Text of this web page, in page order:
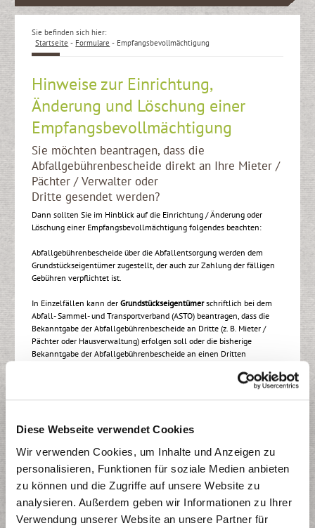
Diese Webseite verwendet Cookies
Wir verwenden Cookies, um Inhalte und Anzeigen zu
personalisieren, Funktionen für soziale Medien anbieten
zu können und die Zugriffe auf unsere Website zu
analysieren. Außerdem geben wir Informationen zu Ihrer
Verwendung unserer Website an unsere Partner für
Sie befinden sich hier:
Startseite - Formulare - Empfangsbevollmächtigung
Hinweise zur Einrichtung,
Änderung und Löschung einer
Empfangsbevollmächtigung
Sie möchten beantragen, dass die
Abfallgebührenbescheide direkt an Ihre Mieter /
Pächter / Verwalter oder
Dritte gesendet werden?
Dann sollten Sie im Hinblick auf die Einrichtung / Änderung oder
Löschung einer Empfangsbevollmächtigung folgendes beachten:
Abfallgebührenbescheide über die Abfallentsorgung werden dem
Grundstückseigentümer zugestellt, der auch zur Zahlung der fälligen
Gebühren verpflichtet ist.
In Einzelfällen kann derGrundstückseigentümerschriftlich bei dem
Abfall- Sammel- und Transportverband (ASTO) beantragen, dass die
Bekanntgabe der Abfallgebührenbescheide an Dritte (z. B. Mieter /
Pächter oder Hausverwaltung) erfolgen soll oder die bisherige
Bekanntgabe der Abfallgebührenbescheide an einen Dritten
durch den Grundstückseigentümer kann jedoch eine Kopie des zurzeit
Empfangsbevollmächtigten zugesandt werden. Andernfalls kann die
beantragte Einrichtung einer Empfangsbevollmächtigung erst bei dem
nächsten Abfallgebührenbescheid (z. B. bei Veränderung des
Behälterbestandes) berücksichtigt werden.
Die Einrichtung einer Empfangsbevollmächtigung ändert die